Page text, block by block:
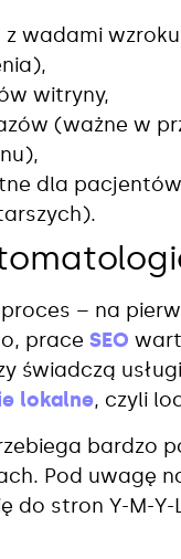
wadami
witryny,
(ważne w
dla
– na
prace SEO
świadczą
lokalne, czyli
bardzo
Pod uwagę
do stron Y-M-Y-